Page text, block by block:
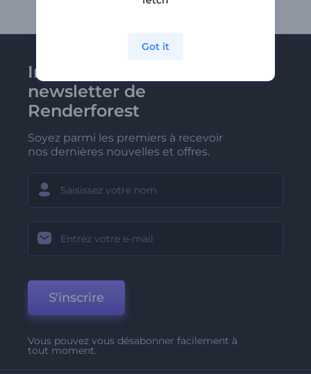
Inscrivez-vous à la
newsletter de
Renderforest
Soyez parmi les premiers à recevoir
nos dernières nouvelles et offres.
S'inscrire
Vous pouvez vous désabonner facilement à
tout moment.
Got it